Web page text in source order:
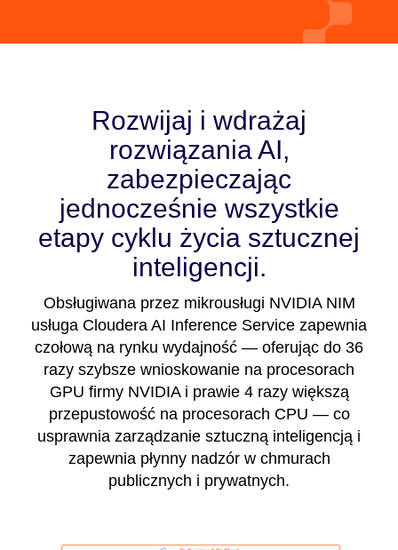
Rozwijaj i wdrażaj
rozwiązania AI,
zabezpieczając
jednocześnie wszystkie
etapy cyklu życia sztucznej
inteligencji.
Obsługiwana przez mikrousługi NVIDIA NIM
usługa Cloudera AI Inference Service zapewnia
czołową na rynku wydajność — oferując do 36
razy szybsze wnioskowanie na procesorach
GPU firmy NVIDIA i prawie 4 razy większą
przepustowość na procesorach CPU — co
usprawnia zarządzanie sztuczną inteligencją i
zapewnia płynny nadzór w chmurach
publicznych i prywatnych.